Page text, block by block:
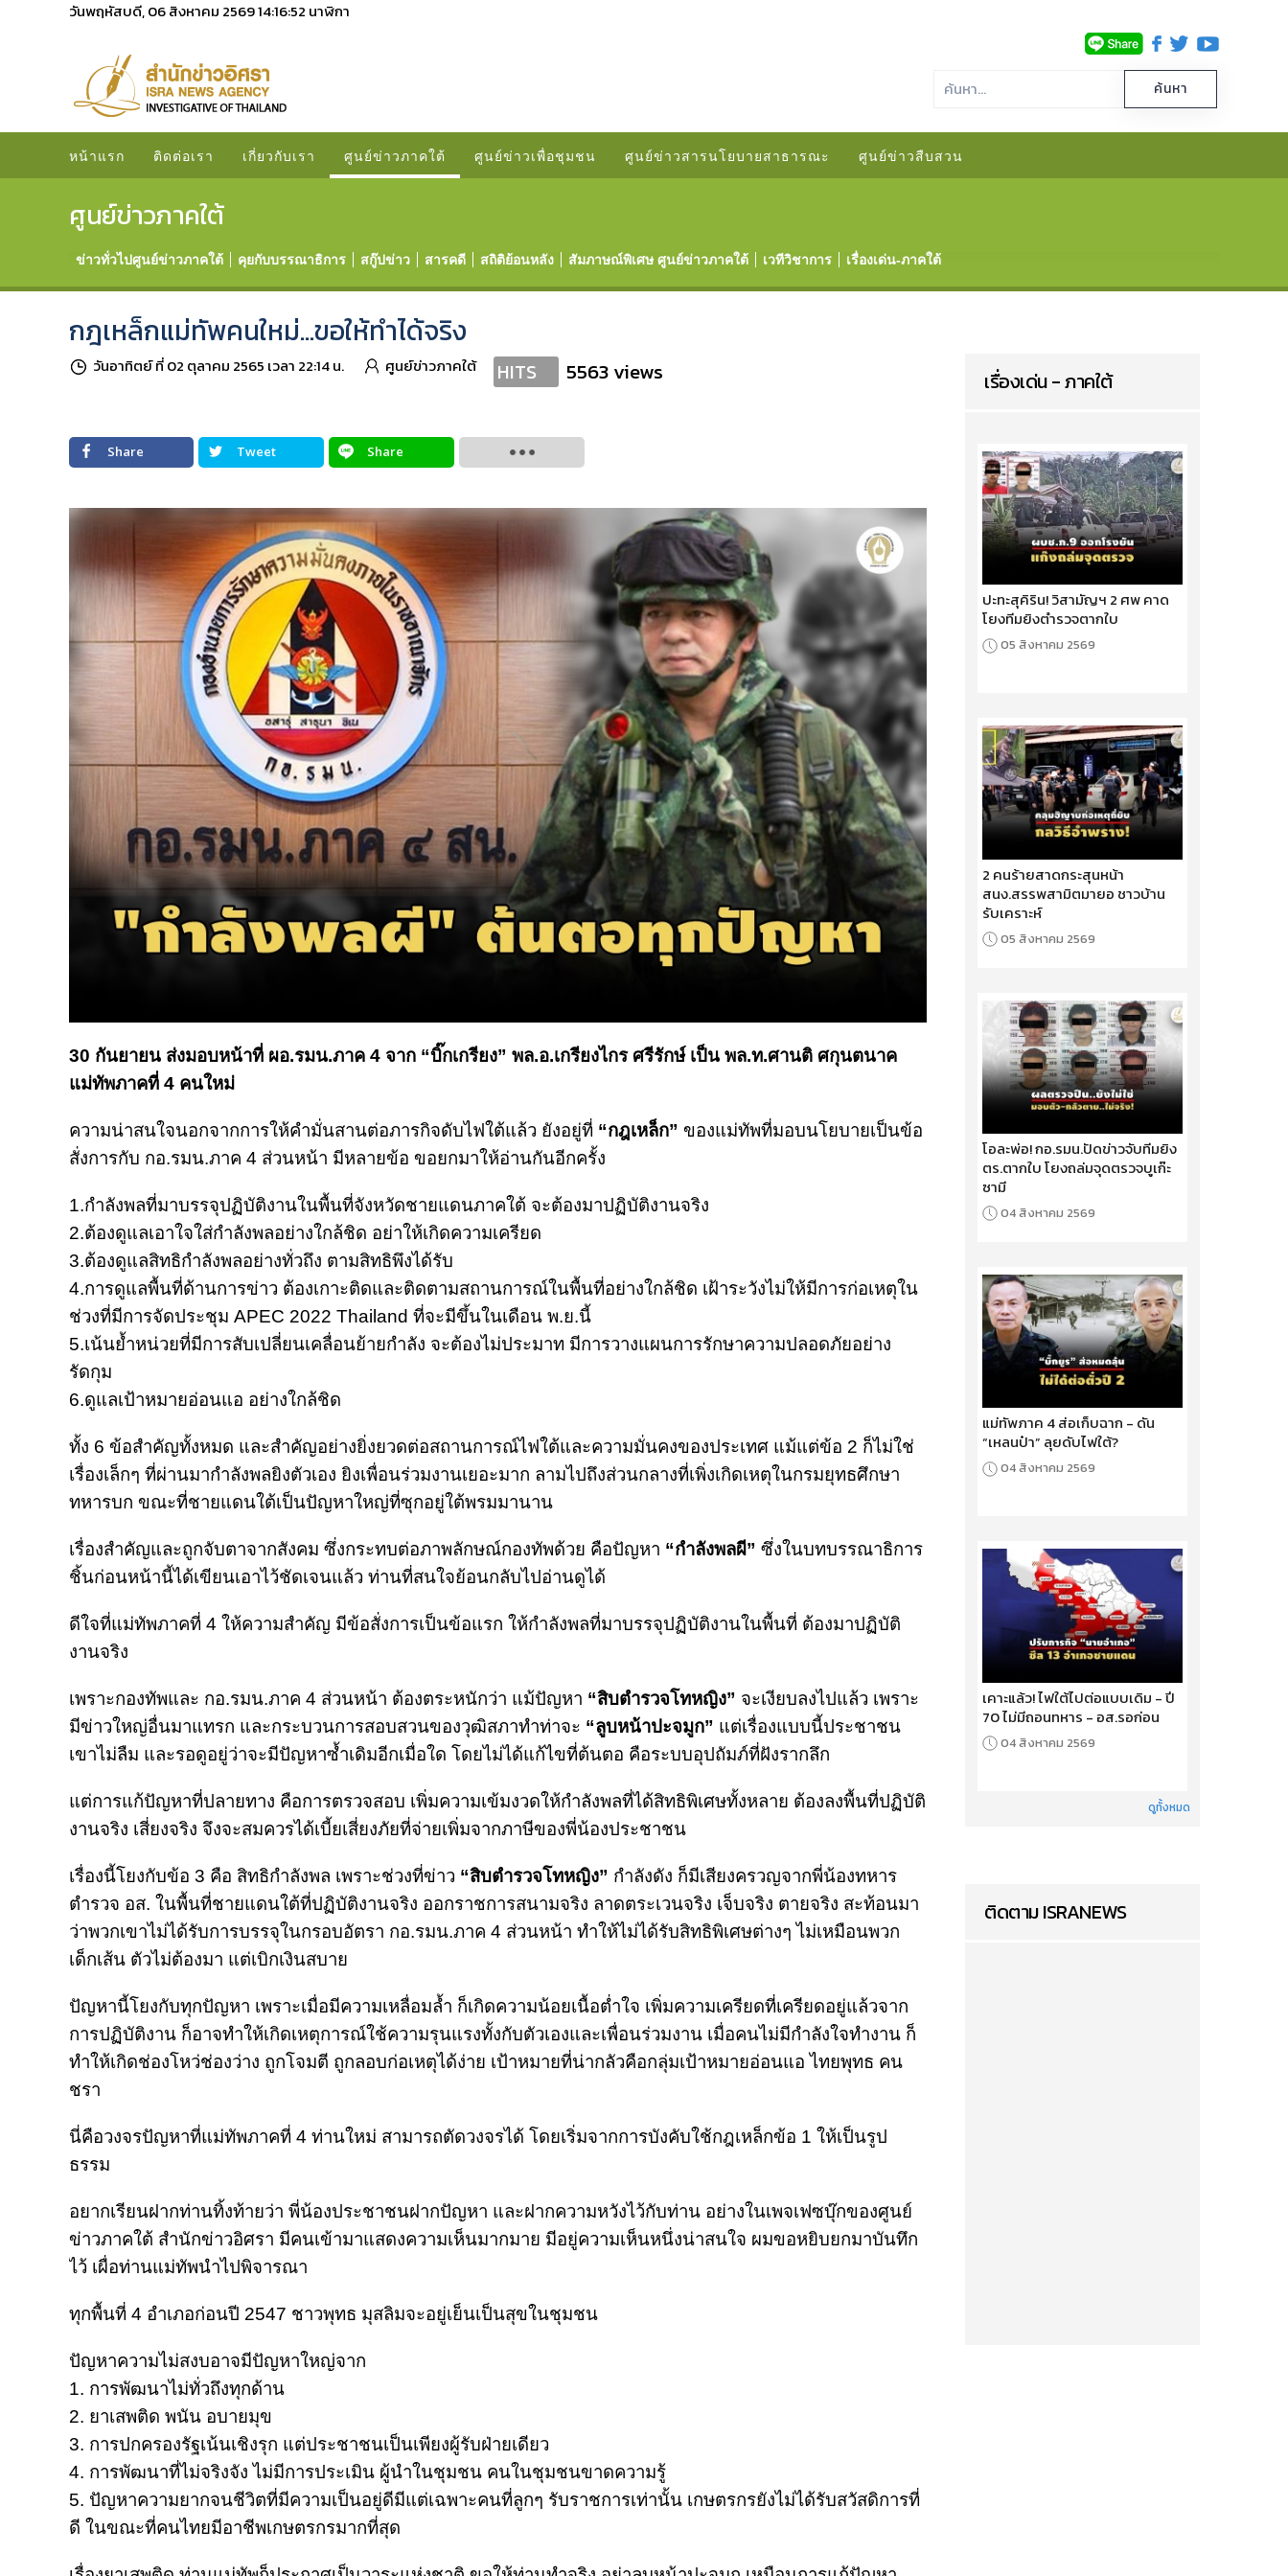
วันพฤหัสบดี, 06 สิงหาคม 256914:16:53 นาฬิกา
หน้าแรก ติดต่อเรา เกี่ยวกับเรา ศูนย์ข่าวภาคใต้ ศูนย์ข่าวเพื่อชุมชน ศูนย์ข่าวสารนโยบายสาธารณะ ศูนย์ข่าวสืบสวน
ศูนย์ข่าวภาคใต้
ข่าวทั่วไปศูนย์ข่าวภาคใต้ คุยกับบรรณาธิการ สกู๊ปข่าว สารคดี สถิติย้อนหลัง สัมภาษณ์พิเศษ ศูนย์ข่าวภาคใต้ เวทีวิชาการ เรื่องเด่น-ภาคใต้
กฎเหล็กแม่ทัพคนใหม่...ขอให้ทำได้จริง
วันอาทิตย์ ที่ 02 ตุลาคม 2565 เวลา 22:14 น. ศูนย์ข่าวภาคใต้ HITS 5563 views
Share Tweet Share
30 กันยายน ส่งมอบหน้าที่ ผอ.รมน.ภาค 4 จาก “บิ๊กเกรียง” พล.อ.เกรียงไกร ศรีรักษ์ เป็น พล.ท.ศานติ ศกุนตนาค
แม่ทัพภาคที่ 4 คนใหม่
ความน่าสนใจนอกจากการให้คำมั่นสานต่อภารกิจดับไฟใต้แล้ว ยังอยู่ที่ “กฎเหล็ก” ของแม่ทัพที่มอบนโยบายเป็นข้อ
สั่งการกับ กอ.รมน.ภาค 4 ส่วนหน้า มีหลายข้อ ขอยกมาให้อ่านกันอีกครั้ง
1.กำลังพลที่มาบรรจุปฏิบัติงานในพื้นที่จังหวัดชายแดนภาคใต้ จะต้องมาปฏิบัติงานจริง
2.ต้องดูแลเอาใจใส่กำลังพลอย่างใกล้ชิด อย่าให้เกิดความเครียด
3.ต้องดูแลสิทธิกำลังพลอย่างทั่วถึง ตามสิทธิพึงได้รับ
4.การดูแลพื้นที่ด้านการข่าว ต้องเกาะติดและติดตามสถานการณ์ในพื้นที่อย่างใกล้ชิด เฝ้าระวังไม่ให้มีการก่อเหตุใน
ช่วงที่มีการจัดประชุม APEC 2022 Thailand ที่จะมีขึ้นในเดือน พ.ย.นี้
5.เน้นย้ำหน่วยที่มีการสับเปลี่ยนเคลื่อนย้ายกำลัง จะต้องไม่ประมาท มีการวางแผนการรักษาความปลอดภัยอย่าง
รัดกุม
6.ดูแลเป้าหมายอ่อนแอ อย่างใกล้ชิด
ทั้ง 6 ข้อสำคัญทั้งหมด และสำคัญอย่างยิ่งยวดต่อสถานการณ์ไฟใต้และความมั่นคงของประเทศ แม้แต่ข้อ 2 ก็ไม่ใช่
เรื่องเล็กๆ ที่ผ่านมากำลังพลยิงตัวเอง ยิงเพื่อนร่วมงานเยอะมาก ลามไปถึงส่วนกลางที่เพิ่งเกิดเหตุในกรมยุทธศึกษา
ทหารบก ขณะที่ชายแดนใต้เป็นปัญหาใหญ่ที่ซุกอยู่ใต้พรมมานาน
เรื่องสำคัญและถูกจับตาจากสังคม ซึ่งกระทบต่อภาพลักษณ์กองทัพด้วย คือปัญหา “กำลังพลผี” ซึ่งในบทบรรณาธิการ
ชิ้นก่อนหน้านี้ได้เขียนเอาไว้ชัดเจนแล้ว ท่านที่สนใจย้อนกลับไปอ่านดูได้
ดีใจที่แม่ทัพภาคที่ 4 ให้ความสำคัญ มีข้อสั่งการเป็นข้อแรก ให้กำลังพลที่มาบรรจุปฏิบัติงานในพื้นที่ ต้องมาปฏิบัติ
งานจริง
เพราะกองทัพและ กอ.รมน.ภาค 4 ส่วนหน้า ต้องตระหนักว่า แม้ปัญหา “สิบตำรวจโทหญิง” จะเงียบลงไปแล้ว เพราะ
มีข่าวใหญ่อื่นมาแทรก และกระบวนการสอบสวนของวุฒิสภาทำท่าจะ “ลูบหน้าปะจมูก” แต่เรื่องแบบนี้ประชาชน
เขาไม่ลืม และรอดูอยู่ว่าจะมีปัญหาซ้ำเดิมอีกเมื่อใด โดยไม่ได้แก้ไขที่ต้นตอ คือระบบอุปถัมภ์ที่ฝังรากลึก
แต่การแก้ปัญหาที่ปลายทาง คือการตรวจสอบ เพิ่มความเข้มงวดให้กำลังพลที่ได้สิทธิพิเศษทั้งหลาย ต้องลงพื้นที่ปฏิบัติ
งานจริง เสี่ยงจริง จึงจะสมควรได้เบี้ยเสี่ยงภัยที่จ่ายเพิ่มจากภาษีของพี่น้องประชาชน
เรื่องนี้โยงกับข้อ 3 คือ สิทธิกำลังพล เพราะช่วงที่ข่าว “สิบตำรวจโทหญิง” กำลังดัง ก็มีเสียงครวญจากพี่น้องทหาร
ตำรวจ อส. ในพื้นที่ชายแดนใต้ที่ปฏิบัติงานจริง ออกราชการสนามจริง ลาดตระเวนจริง เจ็บจริง ตายจริง สะท้อนมา
ว่าพวกเขาไม่ได้รับการบรรจุในกรอบอัตรา กอ.รมน.ภาค 4 ส่วนหน้า ทำให้ไม่ได้รับสิทธิพิเศษต่างๆ ไม่เหมือนพวก
เด็กเส้น ตัวไม่ต้องมา แต่เบิกเงินสบาย
ปัญหานี้โยงกับทุกปัญหา เพราะเมื่อมีความเหลื่อมล้ำ ก็เกิดความน้อยเนื้อต่ำใจ เพิ่มความเครียดที่เครียดอยู่แล้วจาก
การปฏิบัติงาน ก็อาจทำให้เกิดเหตุการณ์ใช้ความรุนแรงทั้งกับตัวเองและเพื่อนร่วมงาน เมื่อคนไม่มีกำลังใจทำงาน ก็
ทำให้เกิดช่องโหว่ช่องว่าง ถูกโจมตี ถูกลอบก่อเหตุได้ง่าย เป้าหมายที่น่ากลัวคือกลุ่มเป้าหมายอ่อนแอ ไทยพุทธ คน
ชรา
นี่คือวงจรปัญหาที่แม่ทัพภาคที่ 4 ท่านใหม่ สามารถตัดวงจรได้ โดยเริ่มจากการบังคับใช้กฎเหล็กข้อ 1 ให้เป็นรูป
ธรรม
อยากเรียนฝากท่านทิ้งท้ายว่า พี่น้องประชาชนฝากปัญหา และฝากความหวังไว้กับท่าน อย่างในเพจเฟซบุ๊กของศูนย์
ข่าวภาคใต้ สำนักข่าวอิศรา มีคนเข้ามาแสดงความเห็นมากมาย มีอยู่ความเห็นหนึ่งน่าสนใจ ผมขอหยิบยกมาบันทึก
ไว้ เผื่อท่านแม่ทัพนำไปพิจารณา
ทุกพื้นที่ 4 อำเภอก่อนปี 2547 ชาวพุทธ มุสลิมจะอยู่เย็นเป็นสุขในชุมชน
ปัญหาความไม่สงบอาจมีปัญหาใหญ่จาก
1. การพัฒนาไม่ทั่วถึงทุกด้าน
2. ยาเสพติด พนัน อบายมุข
3. การปกครองรัฐเน้นเชิงรุก แต่ประชาชนเป็นเพียงผู้รับฝ่ายเดียว
4. การพัฒนาที่ไม่จริงจัง ไม่มีการประเมิน ผู้นำในชุมชน คนในชุมชนขาดความรู้
5. ปัญหาความยากจนชีวิตที่มีความเป็นอยู่ดีมีแต่เฉพาะคนที่ลูกๆ รับราชการเท่านั้น เกษตรกรยังไม่ได้รับสวัสดิการที่
ดี ในขณะที่คนไทยมีอาชีพเกษตรกรมากที่สุด
เรื่องเด่น - ภาคใต้
ปะทะสุคิริน! วิสามัญฯ 2 ศพ คาด
โยงทีมยิงตำรวจตากใบ
05 สิงหาคม 2569
2 คนร้ายสาดกระสุนหน้า
สนง.สรรพสามิตมายอ ชาวบ้าน
รับเคราะห์
05 สิงหาคม 2569
โอละพ่อ! กอ.รมน.ปัดข่าวจับทีมยิง
ตร.ตากใบ โยงถล่มจุดตรวจบูเก๊ะ
ซามี
04 สิงหาคม 2569
แม่ทัพภาค 4 ส่อเก็บฉาก - ดัน
“เหลนป๋า” ลุยดับไฟใต้?
04 สิงหาคม 2569
เคาะแล้ว! ไฟใต้ไปต่อแบบเดิม - ปี
70 ไม่มีถอนทหาร - อส.รอก่อน
04 สิงหาคม 2569
ดูทั้งหมด
ติดตาม ISRANEWS